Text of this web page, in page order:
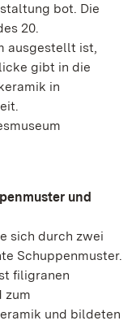
bot. Die
20.
ausgestellt ist,
gibt in die
in
und
sich durch zwei
Schuppenmuster.
filigranen
zum
und bildeten